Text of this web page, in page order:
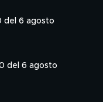
del 6 agosto
del 6 agosto